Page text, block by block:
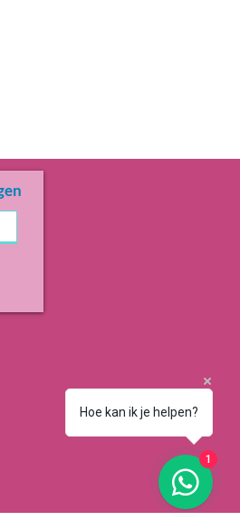
Hoe kan ik je helpen?
1